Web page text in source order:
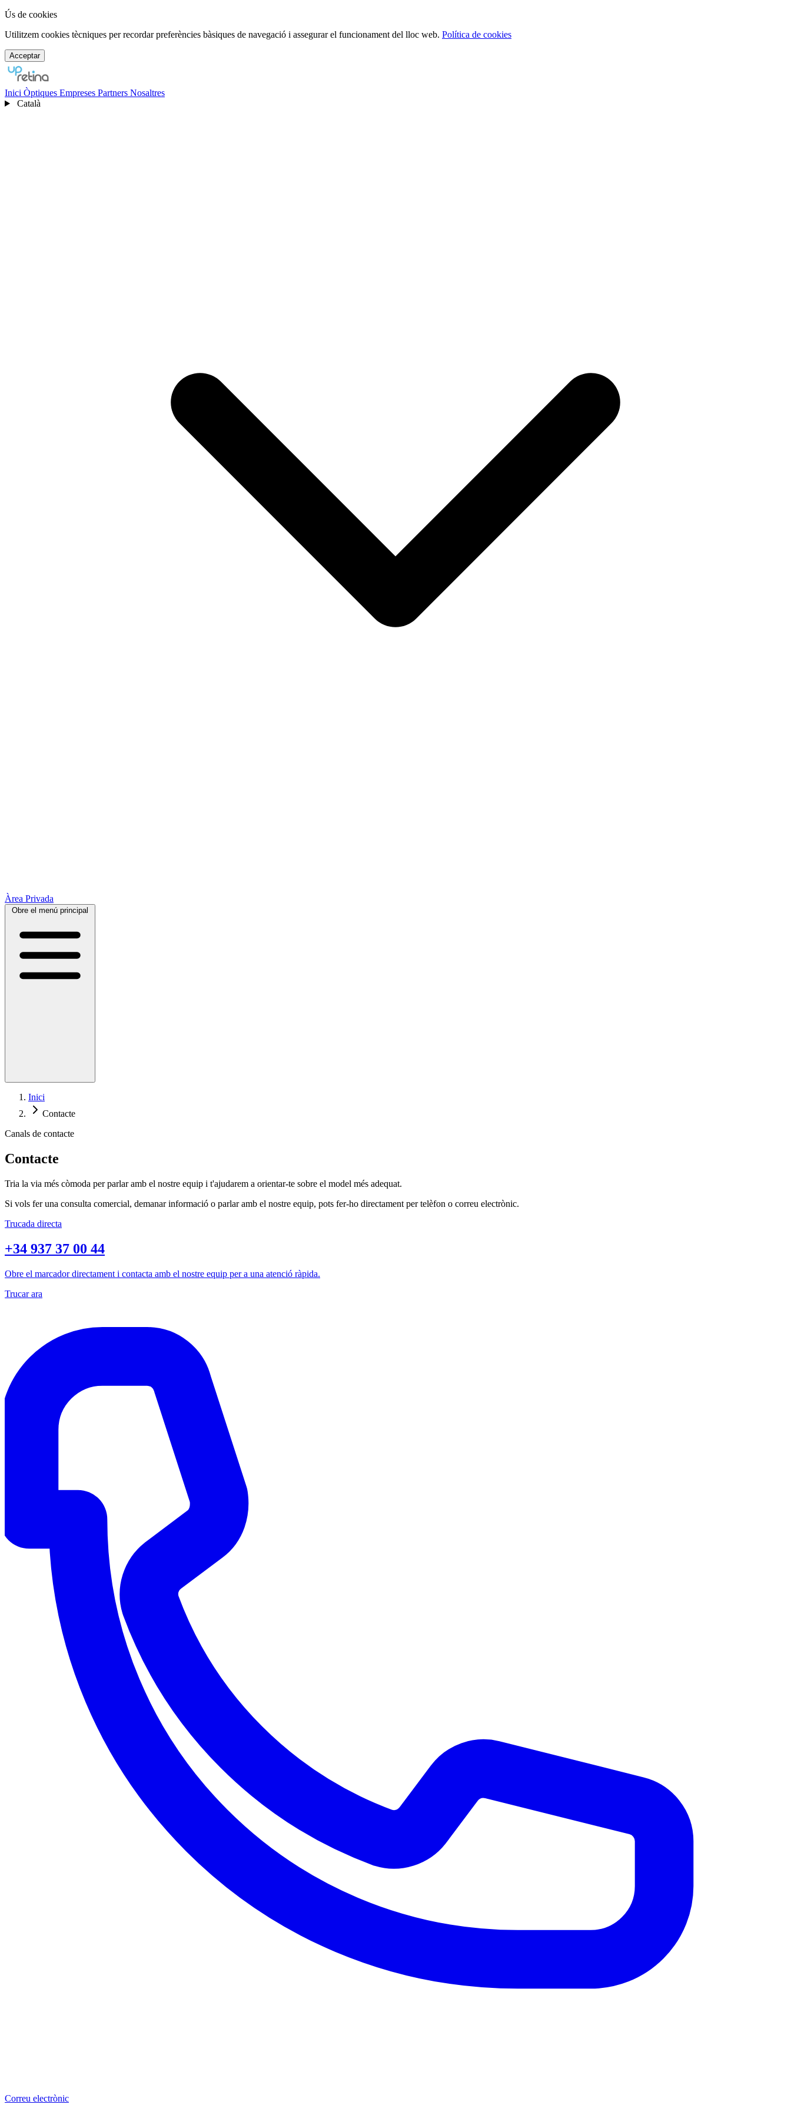
Ús de cookies
Utilitzem cookies tècniques per recordar preferències bàsiques de navegació i assegurar el funcionament del lloc web. Política de cookies
Acceptar
Inici Òptiques Empreses Partners Nosaltres
Català
Àrea Privada
Obre el menú principal
Inici
Contacte
Canals de contacte
Contacte
Tria la via més còmoda per parlar amb el nostre equip i t'ajudarem a orientar-te sobre el model més adequat.
Si vols fer una consulta comercial, demanar informació o parlar amb el nostre equip, pots fer-ho directament per telèfon o correu electrònic.
Trucada directa
+34 937 37 00 44
Obre el marcador directament i contacta amb el nostre equip per a una atenció ràpida.
Trucar ara
Correu electrònic